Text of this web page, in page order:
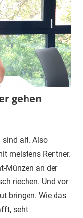
gehen
sind alt. Also
meistens Rentner.
Münzen an der
riechen. Und vor
bringen. Wie das
seht